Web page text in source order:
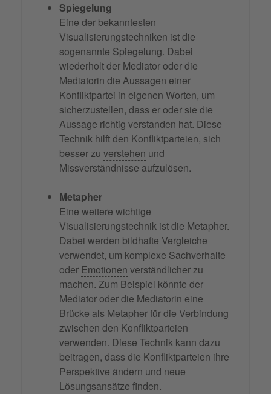
Spiegelung
Eine der bekanntesten
Visualisierungstechniken ist die
sogenannte Spiegelung. Dabei
wiederholt der Mediatoroder die
Mediatorin die Aussagen einer
Konfliktpartei in eigenen Worten, um
sicherzustellen, dass er oder sie die
Aussage richtig verstanden hat. Diese
Technik hilft den Konfliktparteien, sich
besser zu verstehen und
Missverständnisse aufzulösen.
Metapher
Eine weitere wichtige
Visualisierungstechnik ist die Metapher.
Dabei werden bildhafte Vergleiche
verwendet, um komplexe Sachverhalte
oder Emotionen verständlicher zu
machen. Zum Beispiel könnte der
Mediator oder die Mediatorin eine
Brücke als Metapher für die Verbindung
zwischen den Konfliktparteien
verwenden. Diese Technik kann dazu
beitragen, dass die Konfliktparteien ihre
Perspektive ändern und neue
Lösungsansätze finden.